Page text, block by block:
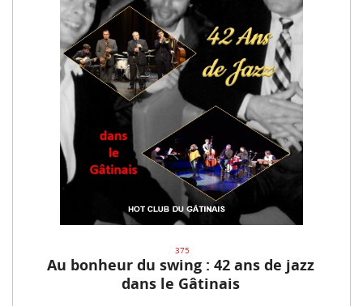
375
Au bonheur du swing : 42 ans de jazz
dans le Gâtinais